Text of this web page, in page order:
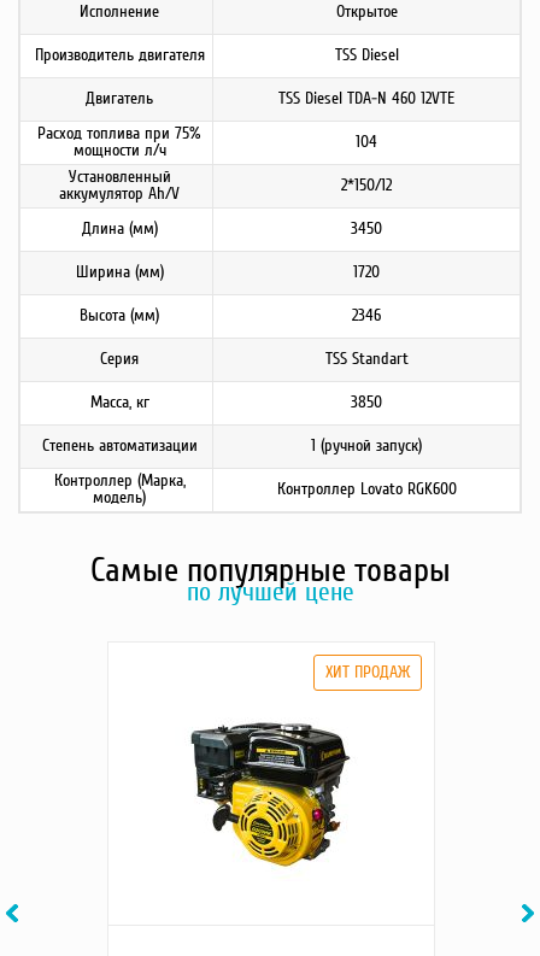
Исполнение Открытое
Производитель двигателя TSS Diesel
Двигатель
TSS Diesel TDA-N 460 12VTE
Расход топлива при 75%
мощности л/ч
104
Установленный
аккумулятор Ah/V
2*150/12
Длина (мм) 3450
Ширина (мм) 1720
Высота (мм) 2346
Серия TSS Standart
Масса, кг 3850
Степень автоматизации
1 (ручной запуск)
Контроллер (Марка,
модель)
Контроллер Lovato RGK600
Самые популярные товары
по лучшей цене
Previous